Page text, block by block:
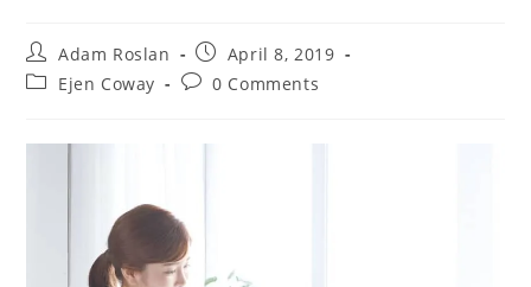
Post
author:
Adam Roslan
Post
published:
April 8, 2019
PostEjen Coway
Post0 Comments